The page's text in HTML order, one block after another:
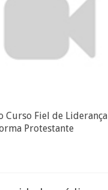
Curso Fiel de
Protestante